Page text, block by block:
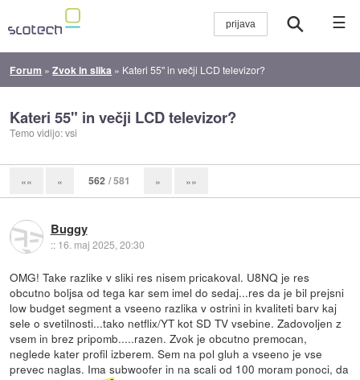
☰
Forum »Zvok in slika » Kateri 55" in večji LCD televizor?
Kateri 55" in večji LCD televizor?
Temo vidijo: vsi
«« « 562 / 581 » »»
Buggy
:: 16. maj 2025, 20:30
OMG! Take razlike v sliki res nisem pricakoval. U8NQ je res
obcutno boljsa od tega kar sem imel do sedaj...res da je bil prejsni
low budget segment a vseeno razlika v ostrini in kvaliteti barv kaj
sele o svetilnosti...tako netflix/YT kot SD TV vsebine. Zadovoljen z
vsem in brez pripomb.....razen. Zvok je obcutno premocan,
neglede kater profil izberem. Sem na pol gluh a vseeno je vse
prevec naglas. Ima subwoofer in na scali od 100 moram ponoci, da